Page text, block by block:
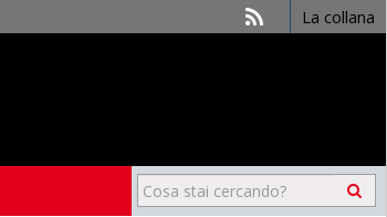
La collana